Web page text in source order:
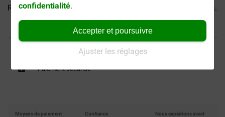
confidentialité.
Accepter et poursuivre
Ajuster les réglages
Royal Canin Adult Teckel... Royal Canin Adult Chihuahua...
40% moins cher
Frais de port offerts dès
69 €
Paiement sécurisé
Moyens de paiement Confiance Nous expédions avect